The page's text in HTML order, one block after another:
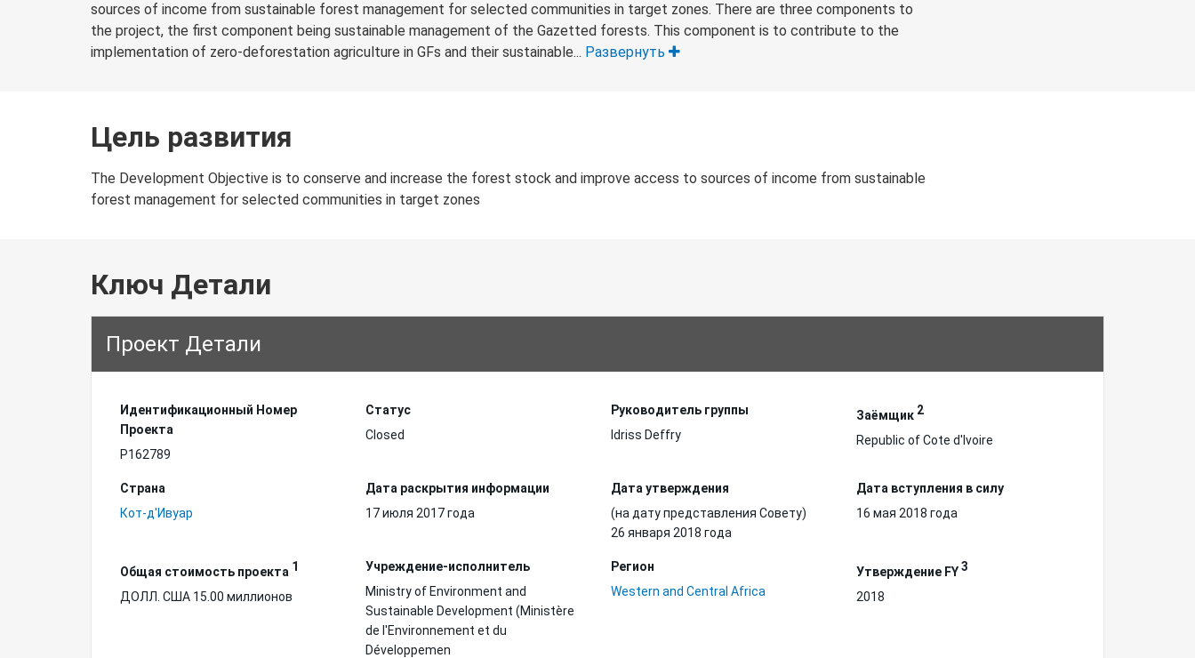
sources of income from sustainable forest management for selected communities in target zones. There are three components to
the project, the first component being sustainable management of the Gazetted forests. This component is to contribute to the
implementation of zero-deforestation agriculture in GFs and their sustainable... Развернуть
Цель развития
The Development Objective is to conserve and increase the forest stock and improve access to sources of income from sustainable
forest management for selected communities in target zones
Ключ Детали
Проект Детали
Идентификационный Hомер
Проекта
P162789
Статус
Closed
Руководитель группы
Idriss Deffry
Заёмщик 2
Republic of Cote d'Ivoire
Страна
Кот-д'Ивуар
Дата раскрытия информации
17 июля 2017 года
Дата утверждения
(на дату представления Совету)
26 января 2018 года
Дата вступления в силу
16 мая 2018 года
Общая стоимость проекта 1
ДОЛЛ. США 15.00 миллионов
Учреждение-исполнитель
Ministry of Environment and
Sustainable Development (Ministère
de l'Environnement et du
Développemen
Регион
Western and Central Africa
Утверждение FY3
2018